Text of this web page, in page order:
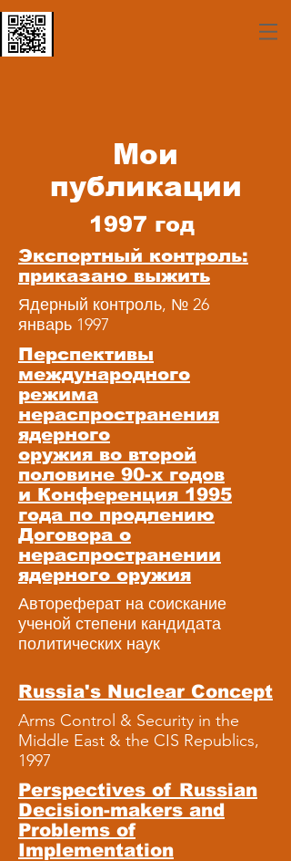
Мои
публикации
1997 год
Экспортный контроль:
приказано выжить
Ядерный контроль, № 26
январь 1997
Перспективы
международного
режима
нераспространения
ядерного
оружия во второй
половине 90-х годов
и Конференция 1995
года по продлению
Договора о
нераспространении
ядерного оружия
Автореферат на соискание
ученой степени кандидата
политических наук
Russia's Nuclear Concept
Arms Control & Security in the
Middle East & the CIS Republics,
1997
Perspectives of Russian
Decision-makers and
Problems of
Implementation